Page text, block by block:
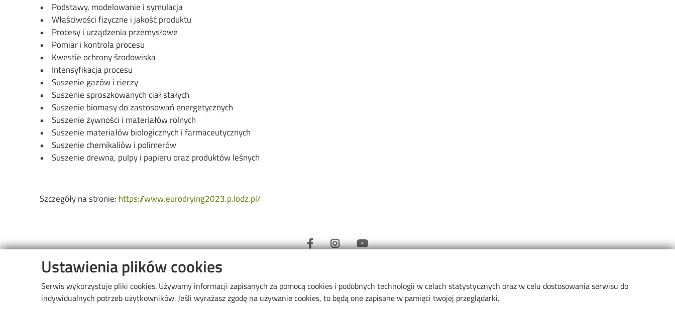
Ustawienia plików cookies
Serwis wykorzystuje pliki cookies. Używamy informacji zapisanych za pomocą cookies i podobnych technologii w celach statystycznych oraz w celu dostosowania serwisu do
indywidualnych potrzeb użytkowników. Jeśli wyrażasz zgodę na używanie cookies, to będą one zapisane w pamięci twojej przeglądarki.
• Podstawy, modelowanie i symulacja
• Właściwości fizyczne i jakość produktu
• Procesy i urządzenia przemysłowe
• Pomiar i kontrola procesu
• Kwestie ochrony środowiska
• Intensyfikacja procesu
• Suszenie gazów i cieczy
• Suszenie sproszkowanych ciał stałych
• Suszenie biomasy do zastosowań energetycznych
• Suszenie żywności i materiałów rolnych
• Suszenie materiałów biologicznych i farmaceutycznych
• Suszenie chemikaliów i polimerów
• Suszenie drewna, pulpy i papieru oraz produktów leśnych
Szczegóły na stronie: https://www.eurodrying2023.p.lodz.pl/
Image
Wydział Inżynierii Procesowej i Ochrony
Środowiska
Informacje o Informacje dla Linki